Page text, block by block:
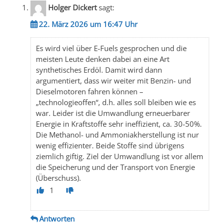
Holger Dickert sagt:
22. März 2026 um 16:47 Uhr
Es wird viel über E-Fuels gesprochen und die
meisten Leute denken dabei an eine Art
synthetisches Erdöl. Damit wird dann
argumentiert, dass wir weiter mit Benzin- und
Dieselmotoren fahren können –
„technologieoffen“, d.h. alles soll bleiben wie es
war. Leider ist die Umwandlung erneuerbarer
Energie in Kraftstoffe sehr ineffizient, ca. 30-50%.
Die Methanol- und Ammoniakherstellung ist nur
wenig effizienter. Beide Stoffe sind übrigens
ziemlich giftig. Ziel der Umwandlung ist vor allem
die Speicherung und der Transport von Energie
(Überschuss).
1
Antworten